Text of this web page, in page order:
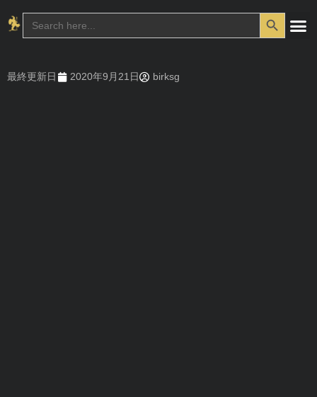
Search
for:
Search Button
最終更新日 2020年9月21日 birksg